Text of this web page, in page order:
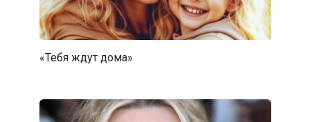
«Тебя ждут дома»